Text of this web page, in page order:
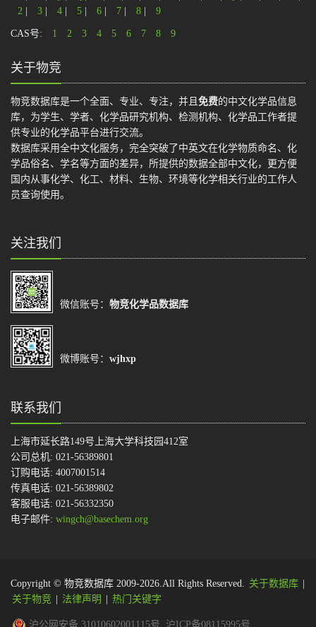
2
3 4 5 6 7 8 9
CAS号: 1 2 3 4 5 6 7 8 9
关于物竞
物竞数据库是一个全面、专业、专注，并且 免费的中文化学品信息
库，为学生、学者、化学品研究机构、检测机构、化学品工作者提
供专业的化学品平台进行交流。
数据库采用全中文化服务，完全突破了中英文在化学物质命名、化
学品俗名、学名等方面的差异，所提供的数据全部中文化，更方便
国内从事化学、化工、材料、生物、环境等化学相关行业的工作人
员查询使用。
关注我们
微信账号： 物竞化学品数据库
微博账号： wjhxp
联系我们
上海市延长路149号上海大学科技园412室
公司总机: 021-56389801
订购电话: 4007001514
传真电话: 021-56389802
客服电话: 021-56332350
电子邮件: wingch@basechem.org
Copyright © 物竞数据库 2009-2026.All Rights Reserved. 关于数据库
关于物竞
法律声明 热门关键字
沪公网安备 31010602001115号 沪ICP备08115995号